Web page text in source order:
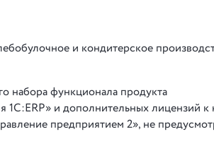
и кондитерское
набора функционала продукта
и дополнительных лицензий к
предприятием 2», не